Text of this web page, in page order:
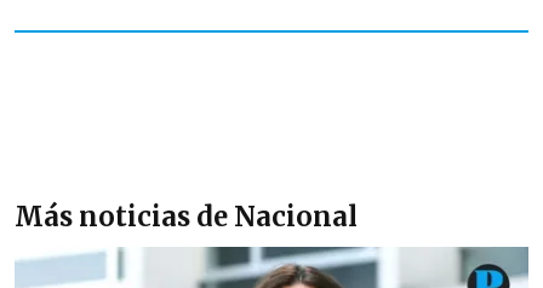
Más noticias de Nacional